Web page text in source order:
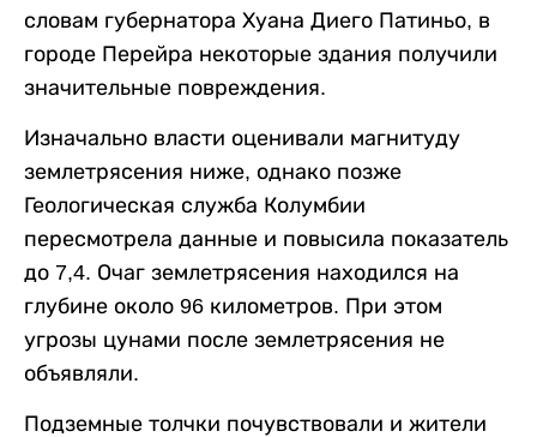
словам губернатора Хуана Диего Патиньо, в
городе Перейра некоторые здания получили
значительные повреждения.
Изначально власти оценивали магнитуду
землетрясения ниже, однако позже
Геологическая служба Колумбии
пересмотрела данные и повысила показатель
до 7,4. Очаг землетрясения находился на
глубине около 96 километров. При этом
угрозы цунами после землетрясения не
объявляли.
Подземные толчки почувствовали и жители